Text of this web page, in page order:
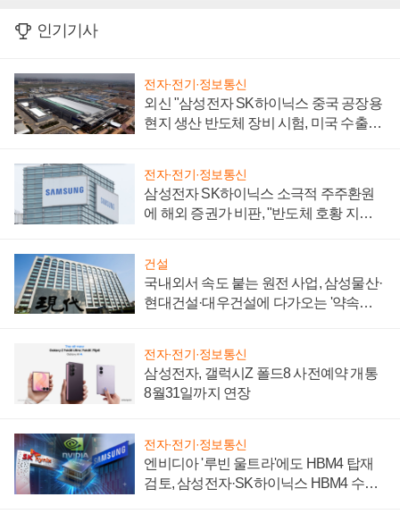
인기기사
전자·전기·정보통신
외신 "삼성전자 SK하이닉스 중국 공장용
현지 생산 반도체 장비 시험, 미국 수출통
전자·전기·정보통신
삼성전자 SK하이닉스 소극적 주주환원
에 해외 증권가 비판, "반도체 호황 지속
건설
국내외서 속도 붙는 원전 사업, 삼성물산·
현대건설·대우건설에 다가오는 '약속의
전자·전기·정보통신
삼성전자, 갤럭시Z 폴드8 사전예약 개통
8월31일까지 연장
전자·전기·정보통신
엔비디아 '루빈 울트라'에도 HBM4 탑재
검토, 삼성전자·SK하이닉스 HBM4 수율